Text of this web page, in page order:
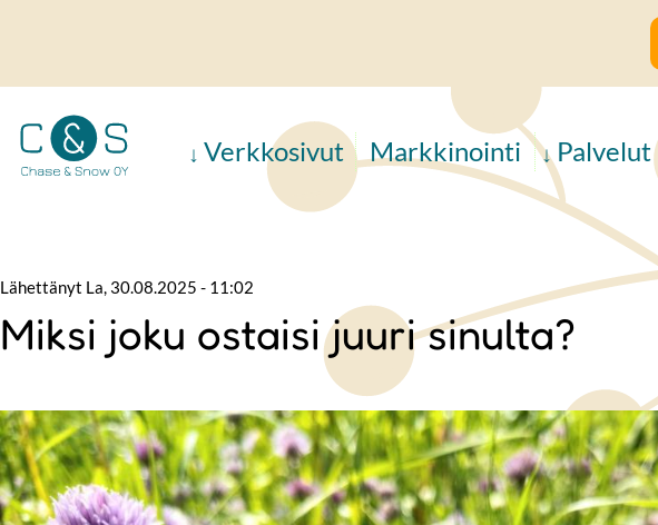
Verkkosivut Markkinointi Palvelut
Lähettänyt La, 30.08.2025 - 11:02
Miksi joku ostaisi juuri sinulta?